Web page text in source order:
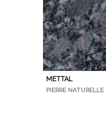
METTAL
PIERRE NATURELLE